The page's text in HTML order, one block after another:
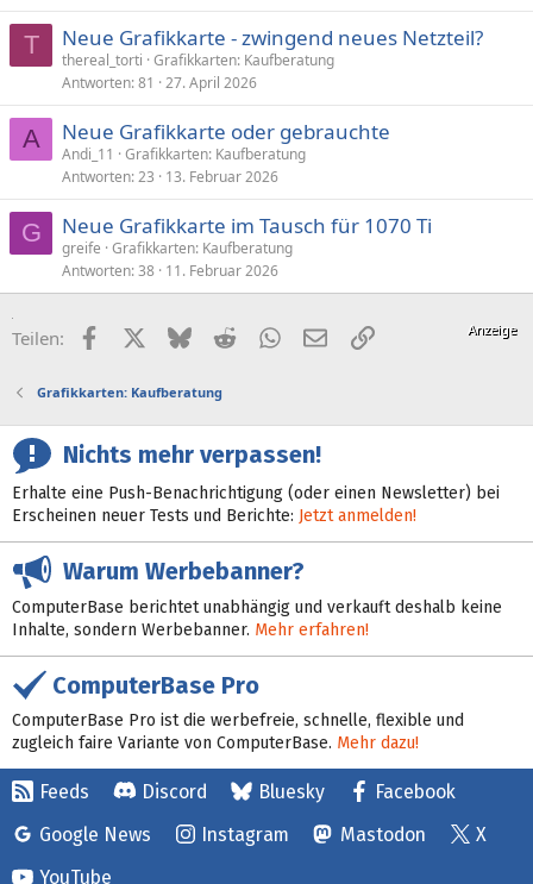
T Neue Grafikkarte - zwingend neues Netzteil?
thereal_torti Grafikkarten: Kaufberatung
Antworten 81 27. April 2026
A Neue Grafikkarte oder gebrauchte
Andi_11
Grafikkarten: Kaufberatung
Antworten 23 13. Februar 2026
G Neue Grafikkarte im Tausch für 1070 Ti
greife Grafikkarten: Kaufberatung
Antworten 38 11. Februar 2026
Teilen: FacebookX (Twitter)
BlueskyRedditWhatsApp
E-MailLink
Grafikkarten: Kaufberatung
Nichts mehr verpassen!
Erhalte eine Push-Benachrichtigung (oder einen Newsletter) bei
Erscheinen neuer Tests und Berichte: Jetzt anmelden!
Warum Werbebanner?
ComputerBase berichtet unabhängig und verkauft deshalb keine
Inhalte, sondern Werbebanner. Mehr erfahren!
ComputerBase Pro
ComputerBase Pro ist die werbefreie, schnelle, flexible und
zugleich faire Variante von ComputerBase. Mehr dazu!
Feeds Discord Bluesky
Facebook
Google News
Instagram Mastodon
X
YouTube